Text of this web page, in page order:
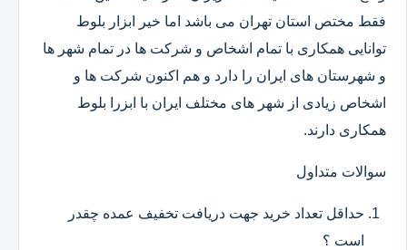
فقط مختص استان تهران می باشد اما خیر ابزار بلوط
توانایی همکاری با تمام اشخاص و شرکت ها در تمام شهر ها
و شهرستان های ایران را دارد و هم اکنون شرکت ها و
اشخاص زیادی از شهر های مختلف ایران با ابزرا بلوط
همکاری دارند.
سوالات متداول
حداقل تعداد خرید جهت دریافت تخفیف عمده چقدر
است ؟